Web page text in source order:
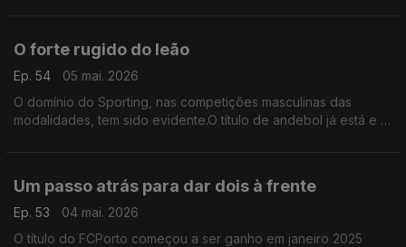
O forte rugido do leão
Ep. 54
05 mai. 2026
O domínio do Sporting, nas competições masculinas das
modalidades, tem sido evidente.O título de andebol já está e o
Um passo atrás para dar dois à frente
Ep. 53
04 mai. 2026
O título do FCPorto começou a ser ganho em janeiro 2025